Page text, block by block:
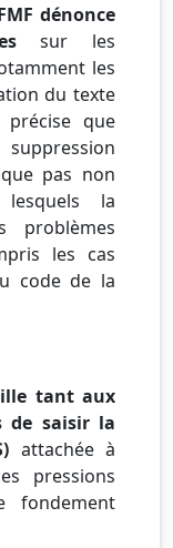
dénonce
sur les
les
du texte
que
pas non
la
problèmes
les cas
code de la
tant aux
de saisir la
) attachée à
pressions
fondement